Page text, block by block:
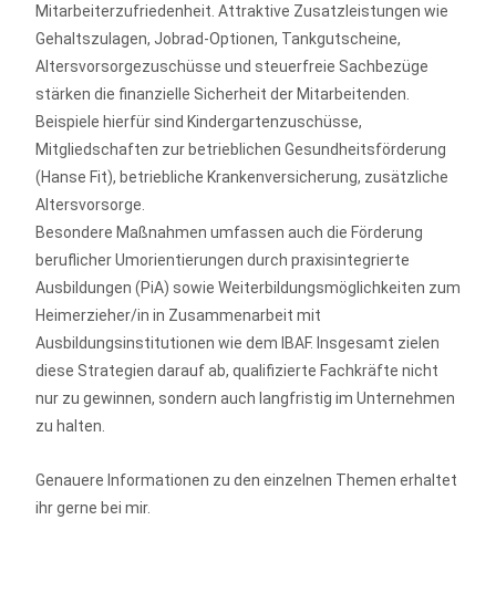
Mitarbeiterzufriedenheit. Attraktive Zusatzleistungen wie
Gehaltszulagen, Jobrad-Optionen, Tankgutscheine,
Altersvorsorgezuschüsse und steuerfreie Sachbezüge
stärken die finanzielle Sicherheit der Mitarbeitenden.
Beispiele hierfür sind Kindergartenzuschüsse,
Mitgliedschaften zur betrieblichen Gesundheitsförderung
(Hanse Fit), betriebliche Krankenversicherung, zusätzliche
Altersvorsorge.
Besondere Maßnahmen umfassen auch die Förderung
beruflicher Umorientierungen durch praxisintegrierte
Ausbildungen (PiA) sowie Weiterbildungsmöglichkeiten zum
Heimerzieher/in in Zusammenarbeit mit
Ausbildungsinstitutionen wie dem IBAF. Insgesamt zielen
diese Strategien darauf ab, qualifizierte Fachkräfte nicht
nur zu gewinnen, sondern auch langfristig im Unternehmen
zu halten.
Genauere Informationen zu den einzelnen Themen erhaltet
ihr gerne bei mir.